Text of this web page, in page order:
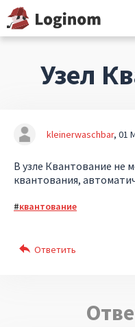
Узел
kleinerwaschbar 01
В узле Квантование не
квантования,
квантование